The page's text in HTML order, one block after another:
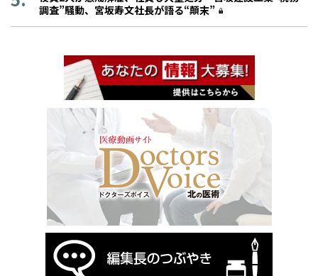
調査”騒動、宮坂寿文社長が語る“顛末”